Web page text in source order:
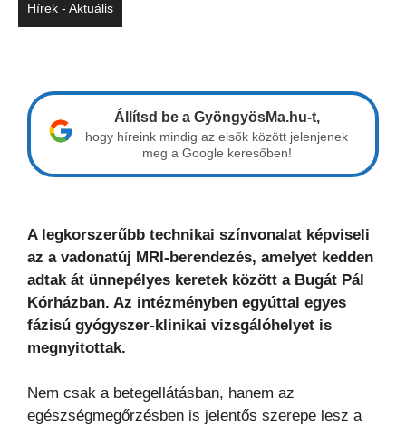
Hírek - Aktuális
Állítsd be a GyöngyösMa.hu-t,
hogy híreink mindig az elsők között jelenjenek
meg a Google keresőben!
A legkorszerűbb technikai színvonalat képviseli
az a vadonatúj MRI-berendezés, amelyet kedden
adtak át ünnepélyes keretek között a Bugát Pál
Kórházban. Az intézményben egyúttal egyes
fázisú gyógyszer-klinikai vizsgálóhelyet is
megnyitottak.
Nem csak a betegellátásban, hanem az
egészségmegőrzésben is jelentős szerepe lesz a